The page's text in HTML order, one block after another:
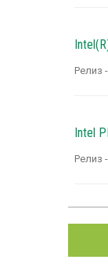
Релиз
Intel
Релиз